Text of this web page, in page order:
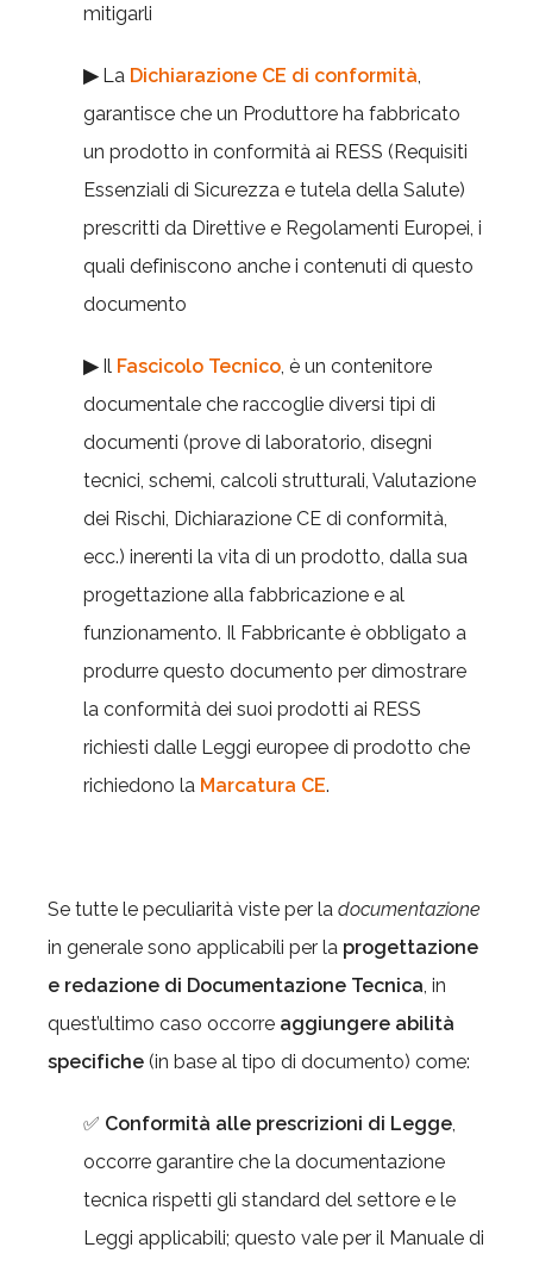
mitigarli
▶ La Dichiarazione CE di conformità,
garantisce che un Produttore ha fabbricato
un prodotto in conformità ai RESS (Requisiti
Essenziali di Sicurezza e tutela della Salute)
prescritti da Direttive e Regolamenti Europei, i
quali definiscono anche i contenuti di questo
documento
▶Il Fascicolo Tecnico, è un contenitore
documentale che raccoglie diversi tipi di
documenti (prove di laboratorio, disegni
tecnici, schemi, calcoli strutturali, Valutazione
dei Rischi, Dichiarazione CE di conformità,
ecc.) inerenti la vita di un prodotto, dalla sua
progettazione alla fabbricazione e al
funzionamento. Il Fabbricante è obbligato a
produrre questo documento per dimostrare
la conformità dei suoi prodotti ai RESS
richiesti dalle Leggi europee di prodotto che
richiedono la Marcatura CE.
Se tutte le peculiarità viste per la documentazione
in generale sono applicabili per la progettazione
e redazione di Documentazione Tecnica, in
quest’ultimo caso occorre aggiungere abilità
specifiche (in base al tipo di documento) come:
✅ Conformità alle prescrizioni di Legge,
occorre garantire che la documentazione
tecnica rispetti gli standard del settore e le
Leggi applicabili; questo vale per il Manuale di